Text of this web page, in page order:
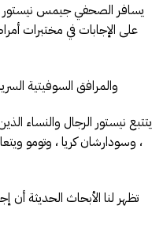
يسافر الصحفي جيمس نيستور
على الإجابات في مختبرات
والمرافق السوفيتية
يتتبع نيستور الرجال والنساء
، وسودارشان كريا ، وتومو
تظهر لنا الأبحاث الحديثة أن